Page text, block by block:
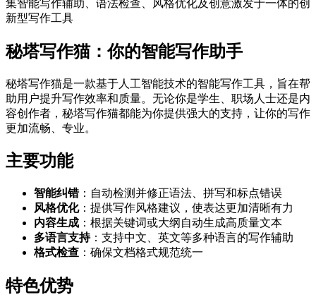
集智能写作辅助、语法检查、风格优化及创意激发于一体的创
新型写作工具
秘塔写作猫：你的智能写作助手
秘塔写作猫是一款基于人工智能技术的智能写作工具，旨在帮
助用户提升写作效率和质量。无论你是学生、职场人士还是内
容创作者，秘塔写作猫都能为你提供强大的支持，让你的写作
更加流畅、专业。
主要功能
智能纠错：自动检测并修正语法、拼写和标点错误
风格优化：提供写作风格建议，使表达更加清晰有力
内容生成 ：根据关键词或大纲自动生成高质量文本
多语言支持：支持中文、英文等多种语言的写作辅助
格式检查 ：确保文档格式规范统一
特色优势